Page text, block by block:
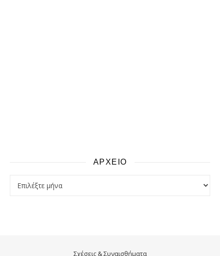
ΑΡΧΕΙΟ
Σχέσεις & Συναισθήματα